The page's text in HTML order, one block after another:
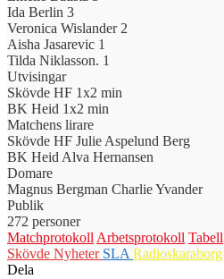
Ida Berlin 3
Veronica Wislander 2
Aisha Jasarevic 1
Tilda Niklasson. 1
Utvisingar
Skövde HF 1x2 min
BK Heid 1x2 min
Matchens lirare
Skövde HF Julie Aspelund Berg
BK HeidAlva Hernansen
Domare
Magnus Bergman Charlie Yvander
Publik
272 personer
MatchprotokollArbetsprotokoll Tabell
Skövde Nyheter SLARadioskaraborg
Dela